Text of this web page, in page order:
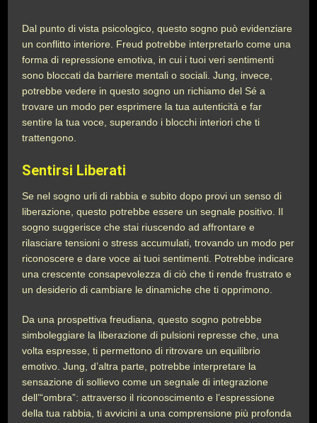
Dal punto di vista psicologico, questo sogno può evidenziare
un conflitto interiore. Freud potrebbe interpretarlo come una
forma di repressione emotiva, in cui i tuoi veri sentimenti
sono bloccati da barriere mentali o sociali. Jung, invece,
potrebbe vedere in questo sogno un richiamo del Sé a
trovare un modo per esprimere la tua autenticità e far
sentire la tua voce, superando i blocchi interiori che ti
trattengono.
Sentirsi Liberati
Se nel sogno urli di rabbia e subito dopo provi un senso di
liberazione, questo potrebbe essere un segnale positivo. Il
sogno suggerisce che stai riuscendo ad affrontare e
rilasciare tensioni o stress accumulati, trovando un modo per
riconoscere e dare voce ai tuoi sentimenti. Potrebbe indicare
una crescente consapevolezza di ciò che ti rende frustrato e
un desiderio di cambiare le dinamiche che ti opprimono.
Da una prospettiva freudiana, questo sogno potrebbe
simboleggiare la liberazione di pulsioni represse che, una
volta espresse, ti permettono di ritrovare un equilibrio
emotivo. Jung, d’altra parte, potrebbe interpretare la
sensazione di sollievo come un segnale di integrazione
dell’“ombra”: attraverso il riconoscimento e l’espressione
della tua rabbia, ti avvicini a una comprensione più profonda